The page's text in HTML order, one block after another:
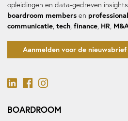
opleidingen en data-gedreven
boardroom members en
communicatie, tech, finance, HR,
Aanmelden voor de nieuwsbrief
BOARDROOM